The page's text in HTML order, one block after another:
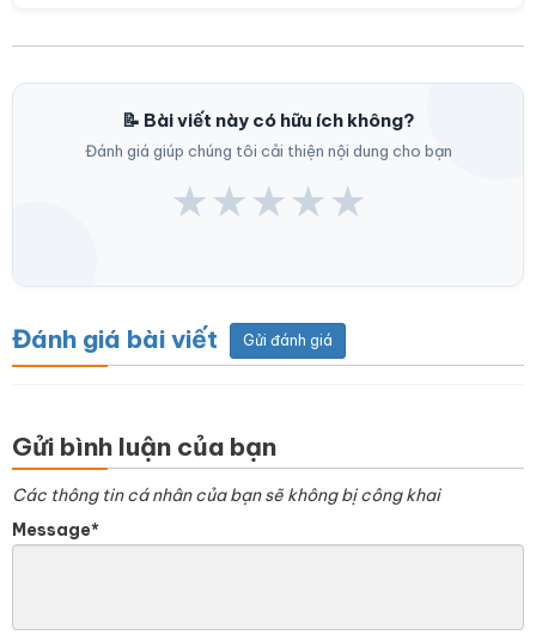
📝 Bài viết này có hữu ích không?
Đánh giá giúp chúng tôi cải thiện nội dung cho bạn
★★★★★
Đánh giá bài viết Gửi đánh giá
Gửi bình luận của bạn
Các thông tin cá nhân của bạn sẽ không bị công khai
Message*